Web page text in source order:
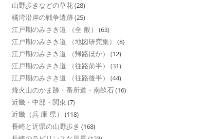
山野歩きなどの草花(28)
橘湾沿岸の戦争遺跡(25)
江戸期のみさき道 （全 般） (63)
江戸期のみさき道 （地図研究集） (8)
江戸期のみさき道 （帰路ほか） (12)
江戸期のみさき道 （往路前半） (31)
江戸期のみさき道 （往路後半） (44)
烽火山のかま跡・番所道・南畝石(16)
近畿・中部・関東 (7)
近畿（兵 庫 県） (118)
長崎と近県の山野歩き (168)